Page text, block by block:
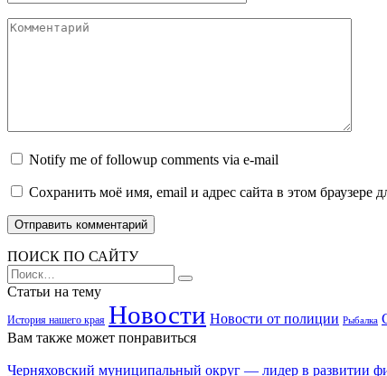
Комментарий
Notify me of followup comments via e-mail
Сохранить моё имя, email и адрес сайта в этом
ПОИСК ПО САЙТУ
Search
for:
Статьи на тему
История нашего края Новости Новости от полиции Рыбалка
Вам также может понравиться
Черняховский муниципальный округ — лидер в развитии